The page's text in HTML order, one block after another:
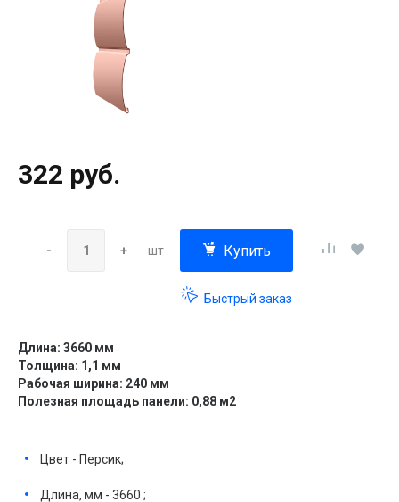
322 руб.
- + шт Купить
Быстрый заказ
Длина: 3660 мм
Толщина: 1,1 мм
Рабочая ширина: 240 мм
Полезная площадь панели: 0,88 м2
Цвет - Персик;
Длина, мм - 3660 ;